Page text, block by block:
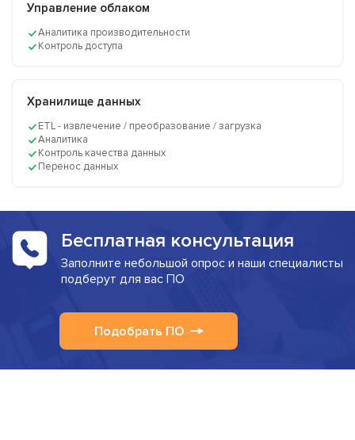
Управление облаком
Аналитика производительности
Контроль доступа
Хранилище данных
ETL - извлечение / преобразование / загрузка
Аналитика
Контроль качества данных
Перенос данных
Бесплатная консультация
Заполните небольшой опрос и наши специалисты
подберут для вас ПО
Подобрать ПО